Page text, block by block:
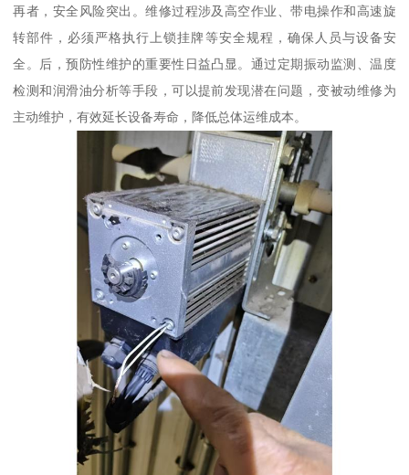
再者，安全风险突出。维修过程涉及高空作业、带电操作和高速旋
转部件，必须严格执行上锁挂牌等安全规程，确保人员与设备安
全。后，预防性维护的重要性日益凸显。通过定期振动监测、温度
检测和润滑油分析等手段，可以提前发现潜在问题，变被动维修为
主动维护，有效延长设备寿命，降低总体运维成本。